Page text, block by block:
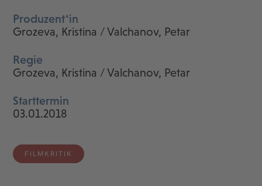
Produzent*in
Grozeva, Kristina / Valchanov, Petar
Regie
Grozeva, Kristina / Valchanov, Petar
Starttermin
03.01.2018
FILMKRITIK